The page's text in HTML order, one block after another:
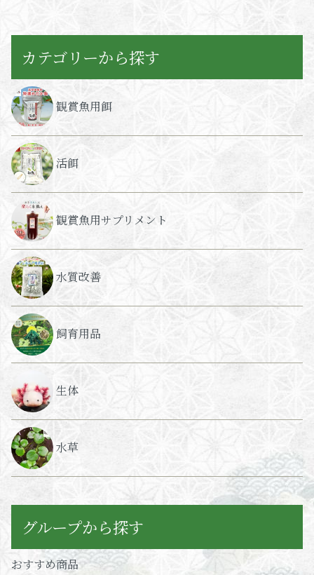
カテゴリーから探す
観賞魚用餌
活餌
観賞魚用サプリメント
水質改善
飼育用品
生体
水草
グループから探す
おすすめ商品